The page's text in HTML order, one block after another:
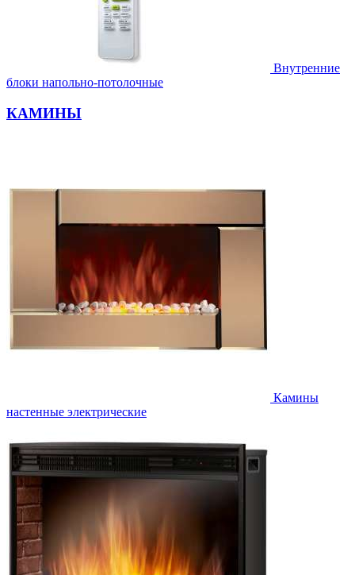
Внутренние
блоки напольно-потолочные
КАМИНЫ
Камины
настенные электрические